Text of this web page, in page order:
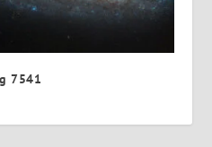
7541